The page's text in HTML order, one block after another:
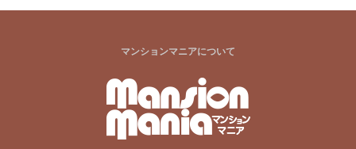
マンションマニアについて